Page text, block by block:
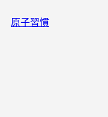
至原子習慣